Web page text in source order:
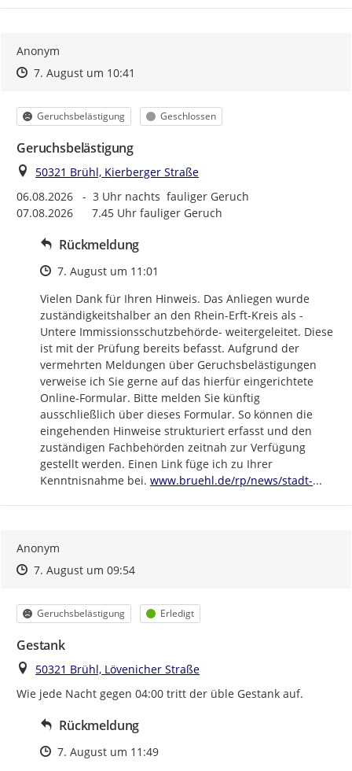
Anonym
Zeitpunkt des Erstellens
Zeitpunkt des Erstellens
7. August um 10:41
Kategorie
Geruchsbelästigung Status
Geschlossen
Geruchsbelästigung
Ort
50321 Brühl, Kierberger Straße
06.08.2026   -  3 Uhr nachts  fauliger Geruch
07.08.2026      7.45 Uhr fauliger Geruch
Rückmeldung
Zeitpunkt des Erstellens
7. August um 11:01
Vielen Dank für Ihren Hinweis. Das Anliegen wurde
zuständigkeitshalber an den Rhein-Erft-Kreis als -
Untere Immissionsschutzbehörde- weitergeleitet. Diese
ist mit der Prüfung bereits befasst. Aufgrund der
vermehrten Meldungen über Geruchsbelästigungen
verweise ich Sie gerne auf das hierfür eingerichtete
Online-Formular. Bitte melden Sie künftig
ausschließlich über dieses Formular. So können die
eingehenden Hinweise strukturiert erfasst und den
zuständigen Fachbehörden zeitnah zur Verfügung
gestellt werden. Einen Link füge ich zu Ihrer
Kenntnisnahme bei. https://
www.bruehl.de/rp/news/stadt-...
Anonym
Zeitpunkt des Erstellens
Zeitpunkt des Erstellens
7. August um 09:54Zur Äußerung
Kategorie
Geruchsbelästigung Status
Erledigt
Gestank
Ort
50321 Brühl, Lövenicher Straße
Wie jede Nacht gegen 04:00 tritt der üble Gestank auf.
Rückmeldung
Zeitpunkt des Erstellens
7. August um 11:49